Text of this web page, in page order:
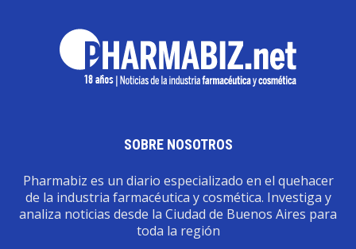
SOBRE NOSOTROS
Pharmabiz es un diario especializado en el quehacer
de la industria farmacéutica y cosmética. Investiga y
analiza noticias desde la Ciudad de Buenos Aires para
toda la región